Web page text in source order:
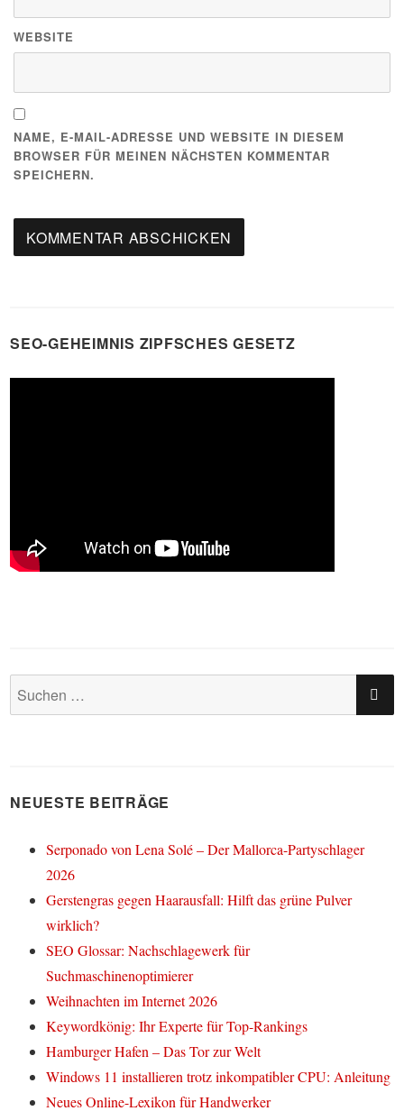
WEBSITE
NAME, E-MAIL-ADRESSE UND WEBSITE IN DIESEM
BROWSER FÜR MEINEN NÄCHSTEN KOMMENTAR
SPEICHERN.
SEO-GEHEIMNIS ZIPFSCHES GESETZ
Suchen
nach:
NEUESTE BEITRÄGE
Serponado von Lena Solé – Der Mallorca-Partyschlager
2026
Gerstengras gegen Haarausfall: Hilft das grüne Pulver
wirklich?
SEO Glossar: Nachschlagewerk für
Suchmaschinenoptimierer
Weihnachten im Internet 2026
Keywordkönig: Ihr Experte für Top-Rankings
Hamburger Hafen – Das Tor zur Welt
Windows 11 installieren trotz inkompatibler CPU: Anleitung
Neues Online-Lexikon für Handwerker